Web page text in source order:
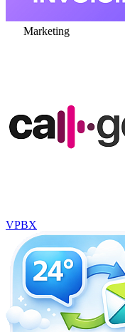
Marketing
VPBX